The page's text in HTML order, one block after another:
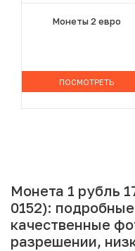
Монеты 2 евро
ПОСМОТРЕТЬ
Монета 1 рубль
0152):
качественные
разрешении,